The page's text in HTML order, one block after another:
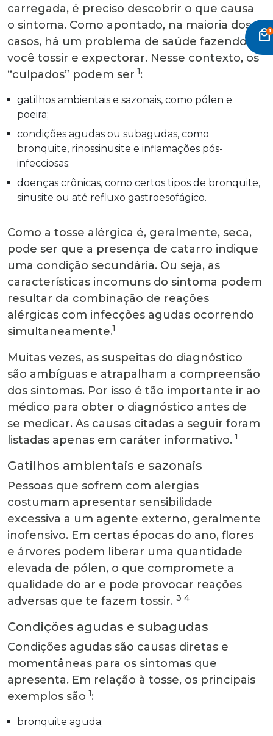
local_mall
carregada, é preciso descobrir o que causa
o sintoma. Como apontado, na maioria dos
casos, há um problema de saúde fazendo
você tossir e expectorar. Nesse contexto, os
“culpados” podem ser 1:
gatilhos ambientais e sazonais, como pólen e
poeira;
condições agudas ou subagudas, como
bronquite, rinossinusite e inflamações pós-
infecciosas;
doenças crônicas, como certos tipos de bronquite,
sinusite ou até refluxo gastroesofágico.
Como a tosse alérgica é, geralmente, seca,
pode ser que a presença de catarro indique
uma condição secundária. Ou seja, as
características incomuns do sintoma podem
resultar da combinação de reações
alérgicas com infecções agudas ocorrendo
simultaneamente.1
Muitas vezes, as suspeitas do diagnóstico
são ambíguas e atrapalham a compreensão
dos sintomas. Por isso é tão importante ir ao
médico para obter o diagnóstico antes de
se medicar. As causas citadas a seguir foram
listadas apenas em caráter informativo. 1
Gatilhos ambientais e sazonais
Pessoas que sofrem com alergias
costumam apresentar sensibilidade
excessiva a um agente externo, geralmente
inofensivo. Em certas épocas do ano, flores
e árvores podem liberar uma quantidade
elevada de pólen, o que compromete a
qualidade do ar e pode provocar reações
adversas que te fazem tossir. 3 4
Condições agudas e subagudas
Condições agudas são causas diretas e
momentâneas para os sintomas que
apresenta. Em relação à tosse, os principais
exemplos são 1:
bronquite aguda;